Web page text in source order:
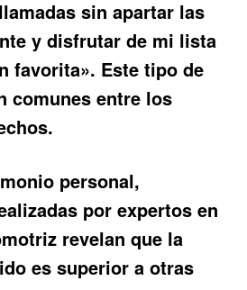
sin apartar las
y disfrutar de mi lista
favorita». Este tipo de
comunes entre los
personal,
por expertos en
revelan que la
es superior a otras